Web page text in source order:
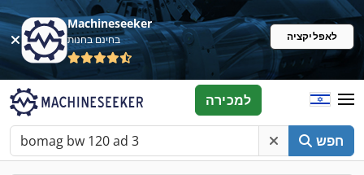
Machineseeker
בחינם בחנות לאפליקציה
חפש
למכירה